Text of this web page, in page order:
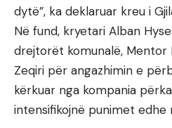
dytë”, ka deklaruar kreu i
Në fund, kryetari Alban
drejtorët komunalë, Mentor
Zeqiri për angazhimin e
kërkuar nga kompania
intensifikojnë punimet edhe